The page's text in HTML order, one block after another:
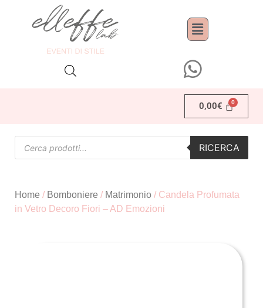
0,00€
RICERCA
Home / Bomboniere / Matrimonio / Candela Profumata
in Vetro Decoro Fiori – AD Emozioni